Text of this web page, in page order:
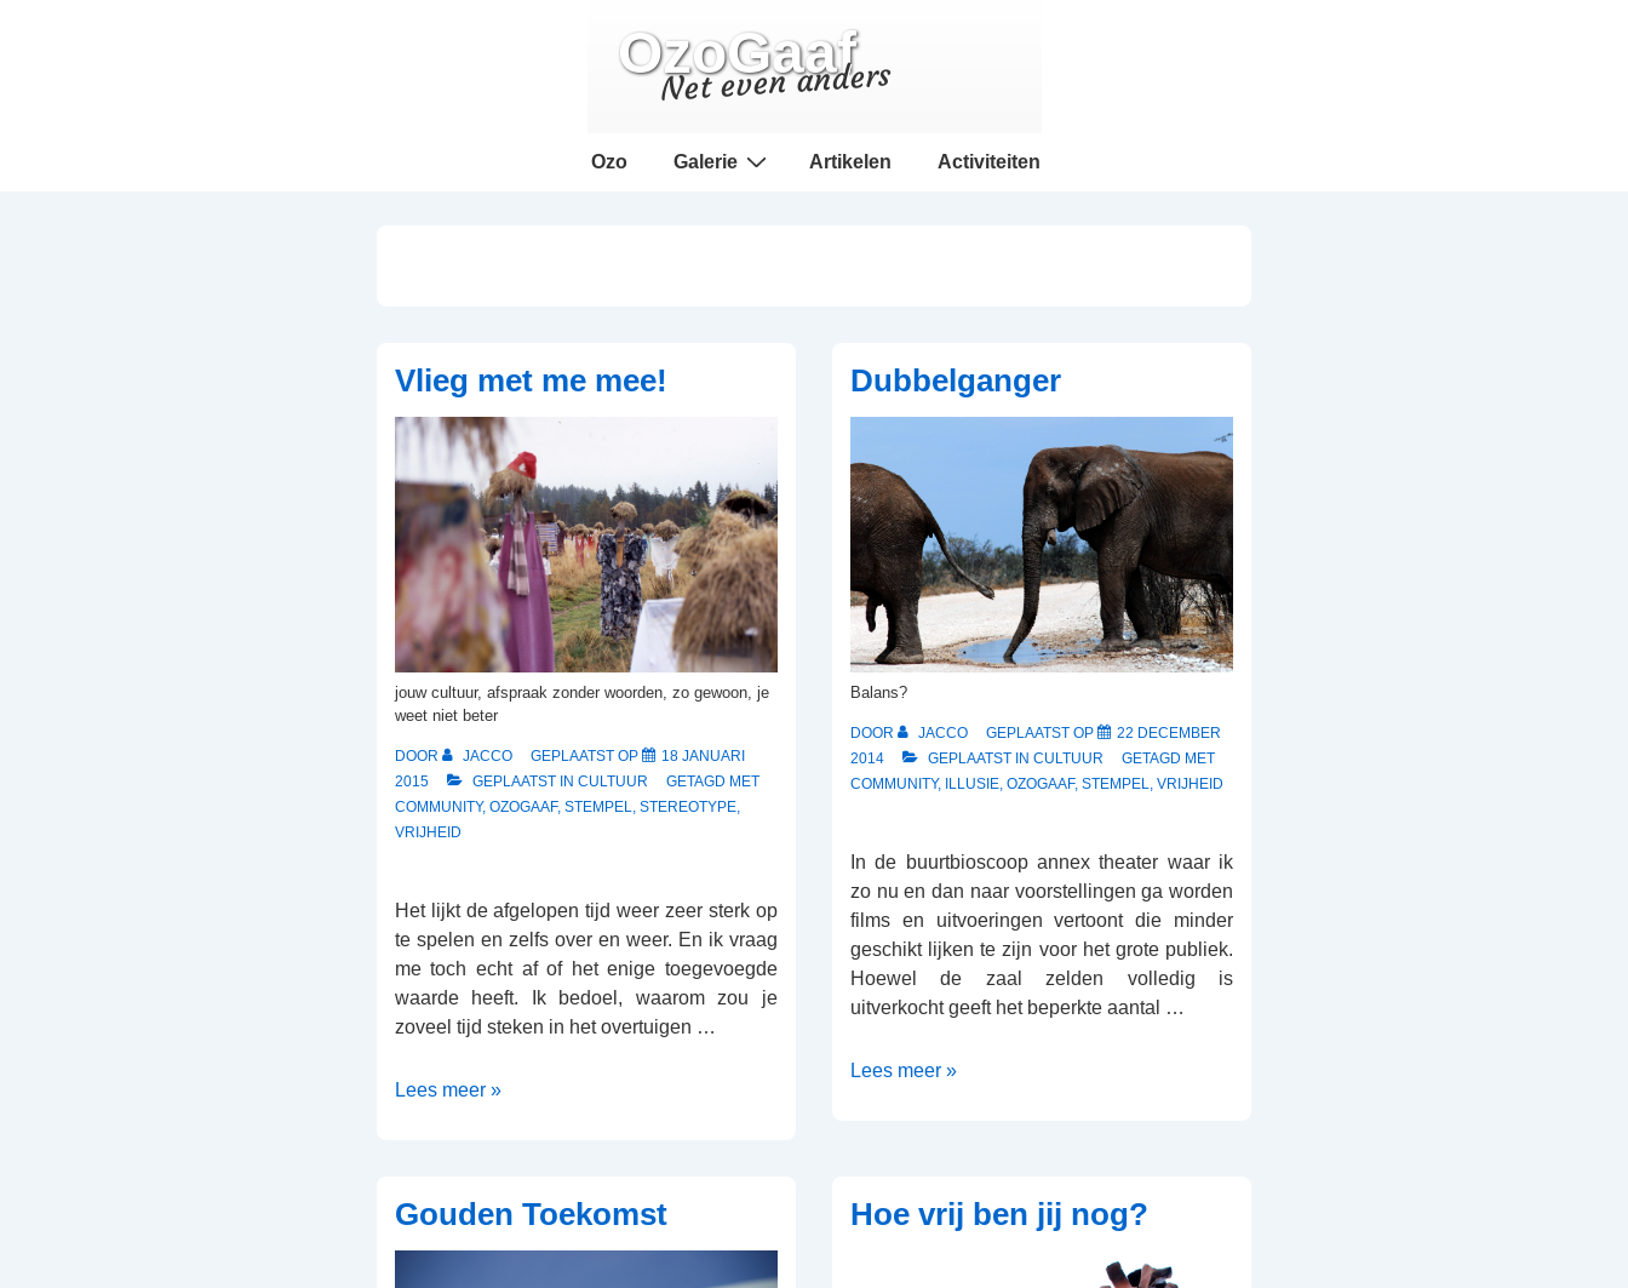
OzoGaaf
Net even anders
Ozo Galerie Artikelen Activiteiten
Vlieg met me mee!
jouw cultuur, afspraak zonder woorden, zo gewoon, je
weet niet beter
DOOR JACCO GEPLAATST OP
18 JANUARI
2015
GEPLAATST IN CULTUUR
GETAGD MET
COMMUNITY, OZOGAAF, STEMPEL STEREOTYPE,
VRIJHEID
Het lijkt de afgelopen tijd weer zeer sterk op
te spelen en zelfs over en weer. En ik vraag
me toch echt af of het enige toegevoegde
waarde heeft. Ik bedoel, waarom zou je
zoveel tijd steken in het overtuigen …
Vlieg
Lees meer »
Dubbelganger
Balans?
DOOR JACCO GEPLAATST OP
22 DECEMBER
2014
GEPLAATST IN CULTUUR
GETAGD MET
COMMUNITY, ILLUSIE, OZOGAAF, STEMPEL VRIJHEID
In de buurtbioscoop annex theater waar ik
zo nu en dan naar voorstellingen ga worden
films en uitvoeringen vertoont die minder
geschikt lijken te zijn voor het grote publiek.
Hoewel de zaal zelden volledig is
uitverkocht geeft het beperkte aantal …
Dubbelganger
Lees meer »
Gouden Toekomst Hoe vrij ben jij nog?